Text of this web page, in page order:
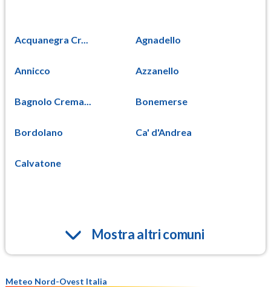
Acquanegra Cr... Agnadello
Annicco Azzanello
Bagnolo Crema... Bonemerse
Bordolano Ca' d'Andrea
Calvatone
Mostra altri comuni
Meteo Nord-Ovest Italia